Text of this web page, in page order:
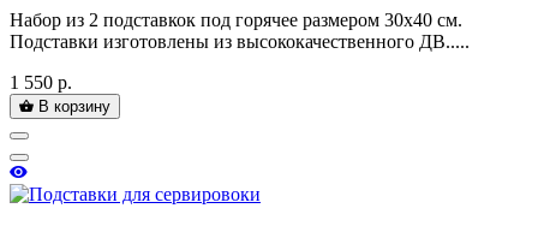
Набор из 2 подставкок под горячее размером 30х40 см.
Подставки изготовлены из высококачественного ДВ.....
1 550 р.
В корзину